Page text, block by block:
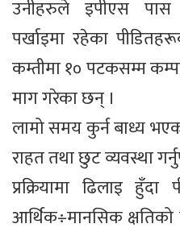
उनीहरुले इपीएस
पर्खाइमा रहेका
कम्तीमा १० पटकसम्म
माग गरेका छन् ।
लामो समय कुर्न बाध्य
राहत तथा छुट व्यवस्था
प्रक्रियामा ढिलाइ हुँदा
आर्थिक÷मानसिक क्षतिको